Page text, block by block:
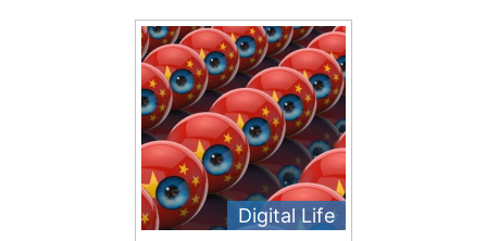
Digital Life